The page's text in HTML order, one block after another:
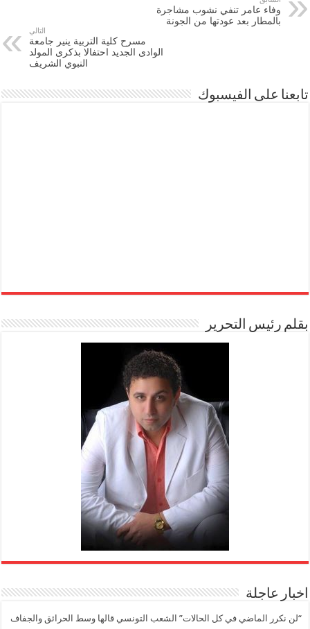
وفاء عامر تنفي نشوب مشاجرة
بالمطار بعد عودتها من الجونة
التالي
مسرح كلية التربية ينير جامعة
الوادى الجديد احتفالا بذكرى المولد
النبوي الشريف
تابعنا على الفيسبوك
بقلم رئيس التحرير
اخبار عاجلة
“لن نكرر الماضي في كل الحالات” الشعب التونسي قالها وسط الحرائق والجفاف